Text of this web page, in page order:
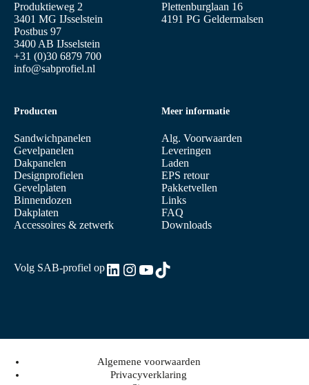
Produktieweg 2
3401 MG IJsselstein
Postbus 97
3400 AB IJsselstein
+31 (0)30 6879 700
info@sabprofiel.nl
Producten
Sandwichpanelen
Gevelpanelen
Dakpanelen
Designprofielen
Gevelplaten
Binnendozen
Dakplaten
Accessoires & zetwerk
Meer informatie
Alg. Voorwaarden
Leveringen
Laden
EPS retour
Pakketvellen
Links
FAQ
Downloads
Plettenburglaan 16
4191 PG Geldermalsen
Volg SAB-profiel opLinkedIn
Instagram
YouTube
TikTok
Algemene voorwaarden
Privacyverklaring